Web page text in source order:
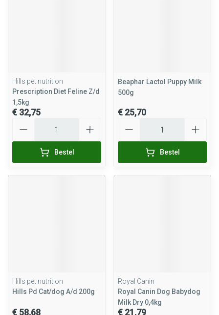
Hills pet nutrition
Prescription Diet Feline Z/d
1,5kg
€ 32,75
Bestel
Beaphar Lactol Puppy Milk
500g
€ 25,70
Bestel
Hills pet nutrition
Hills Pd Cat/dog A/d 200g
€ 58,68
Royal Canin
Royal Canin Dog Babydog
Milk Dry 0,4kg
€ 21,79